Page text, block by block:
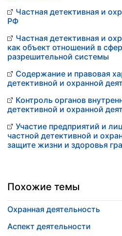
Частная детективная и
РФ
Частная детективная и
как объект отношений в
разрешительной системы
Содержание и правовая
детективной и охранной
Контроль органов
детективной и охранной
Участие предприятий и
частной детективной и
защите жизни и здоровья
Похожие темы
Охранная деятельность
Аспект деятельности